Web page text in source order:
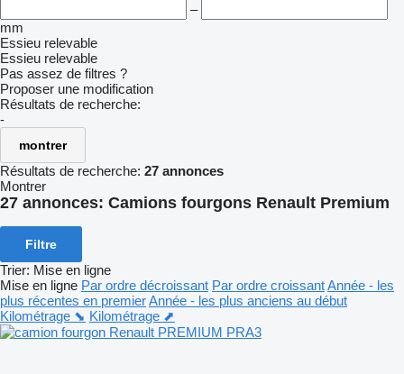
–
mm
Essieu relevable
Essieu relevable
Pas assez de filtres ?
Proposer une modification
Résultats de recherche:
-
montrer
Résultats de recherche: 27 annonces
Montrer
27 annonces: Camions fourgons Renault Premium
Filtre
Trier: Mise en ligne
Mise en ligne Par ordre décroissant Par ordre croissantAnnée - les
plus récentes en premierAnnée - les plus anciens au début
Kilométrage ⬊ Kilométrage ⬈